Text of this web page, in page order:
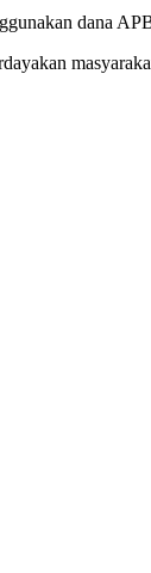
dana